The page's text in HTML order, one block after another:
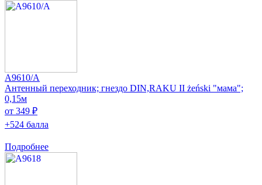
A9610/A
Антенный переходник; гнездо DIN,RAKU II żeński "мама";
0,15м
от 349 ₽
+524 балла
Подробнее